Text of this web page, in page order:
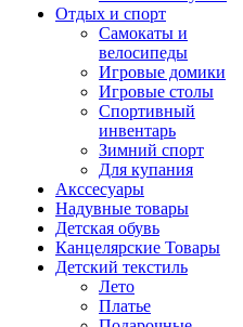
Отдых и спорт
Самокаты и
велосипеды
Игровые домики
Игровые столы
Спортивный
инвентарь
Зимний спорт
Для купания
Акссесуары
Надувные товары
Детская обувь
Канцелярские Товары
Детский текстиль
Лето
Платье